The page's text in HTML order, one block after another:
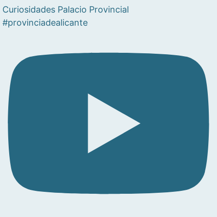
Curiosidades Palacio Provincial
#provinciadealicante